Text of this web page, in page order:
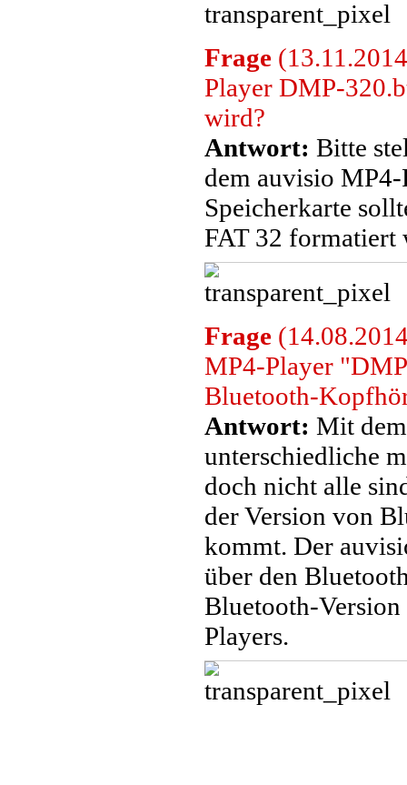
Frage
Player DMP-
wird?
Antwort: Bitte
dem auvisio
Speicherkarte
FAT 32 formatiert
Frage
MP4-Player
Bluetooth-
Antwort: Mit
unterschiedliche
doch nicht alle
der Version von
kommt. Der
über den
Bluetooth-Version
Players.